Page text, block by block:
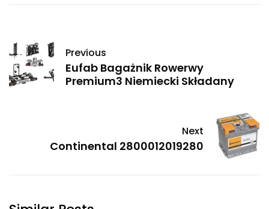
Previous
Eufab Bagażnik Rowerwy
Premium3 Niemiecki Składany
Next
Continental 2800012019280